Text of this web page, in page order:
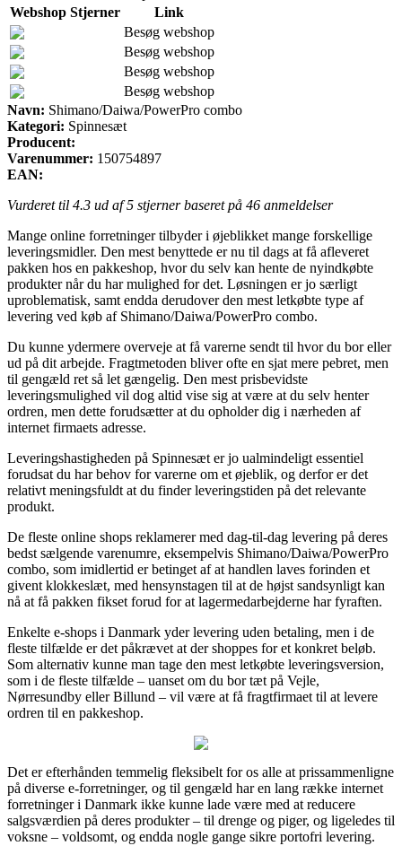
Webshop Stjerner
Link
Besøg webshop
Besøg webshop
Besøg webshop
Besøg webshop
Navn: Shimano/Daiwa/PowerPro combo
Kategori: Spinnesæt
Producent:
Varenummer: 150754897
EAN:
Vurderet til 4.3 ud af 5 stjerner baseret på 46 anmeldelser
Mange online forretninger tilbyder i øjeblikket mange forskellige
leveringsmidler. Den mest benyttede er nu til dags at få afleveret
pakken hos en pakkeshop, hvor du selv kan hente de nyindkøbte
produkter når du har mulighed for det. Løsningen er jo særligt
uproblematisk, samt endda derudover den mest letkøbte type af
levering ved køb af Shimano/Daiwa/PowerPro combo.
Du kunne ydermere overveje at få varerne sendt til hvor du bor eller
ud på dit arbejde. Fragtmetoden bliver ofte en sjat mere pebret, men
til gengæld ret så let gængelig. Den mest prisbevidste
leveringsmulighed vil dog altid vise sig at være at du selv henter
ordren, men dette forudsætter at du opholder dig i nærheden af
internet firmaets adresse.
Leveringshastigheden på Spinnesæt er jo ualmindeligt essentiel
forudsat du har behov for varerne om et øjeblik, og derfor er det
relativt meningsfuldt at du finder leveringstiden på det relevante
produkt.
De fleste online shops reklamerer med dag-til-dag levering på deres
bedst sælgende varenumre, eksempelvis Shimano/Daiwa/PowerPro
combo, som imidlertid er betinget af at handlen laves forinden et
givent klokkeslæt, med hensynstagen til at de højst sandsynligt kan
nå at få pakken fikset forud for at lagermedarbejderne har fyraften.
Enkelte e-shops i Danmark yder levering uden betaling, men i de
fleste tilfælde er det påkrævet at der shoppes for et konkret beløb.
Som alternativ kunne man tage den mest letkøbte leveringsversion,
som i de fleste tilfælde – uanset om du bor tæt på Vejle,
Nørresundby eller Billund – vil være at få fragtfirmaet til at levere
ordren til en pakkeshop.
Det er efterhånden temmelig fleksibelt for os alle at prissammenligne
på diverse e-forretninger, og til gengæld har en lang række internet
forretninger i Danmark ikke kunne lade være med at reducere
salgsværdien på deres produkter – til drenge og piger, og ligeledes til
voksne – voldsomt, og endda nogle gange sikre portofri levering.